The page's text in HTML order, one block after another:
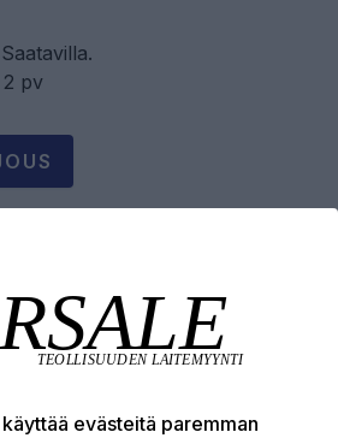
.
2 pv
evästeitä paremman